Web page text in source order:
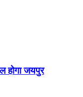
होगा जयपुर